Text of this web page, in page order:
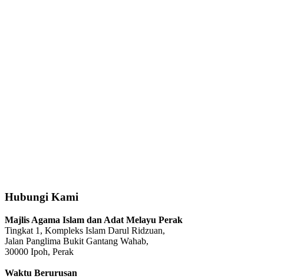
Hubungi Kami
Majlis Agama Islam dan Adat Melayu Perak
Tingkat 1, Kompleks Islam Darul Ridzuan,
Jalan Panglima Bukit Gantang Wahab,
30000 Ipoh, Perak
Waktu Berurusan